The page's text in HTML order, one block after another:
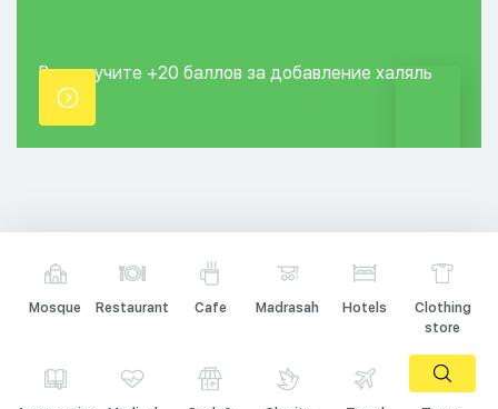
Вы получите +20 баллов за добавление халяль
точки.
Mosque Restaurant Cafe Madrasah Hotels
Clothing
store